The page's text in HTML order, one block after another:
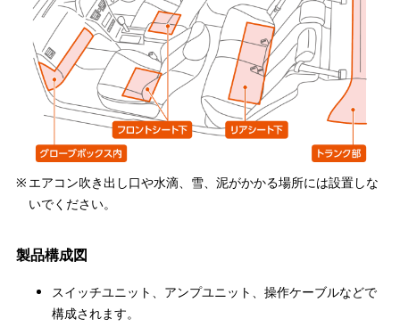
エアコン吹き出し口や水滴、雪、泥がかかる場所には設置しな
いでください。
製品構成図
スイッチユニット、アンプユニット、操作ケーブルなどで
構成されます。